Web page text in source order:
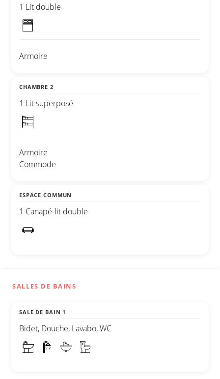
1 Lit double
Armoire
CHAMBRE 2
1 Lit superposé
Armoire
Commode
ESPACE COMMUN
1 Canapé-lit double
SALLES DE BAINS
SALE DE BAIN 1
Bidet, Douche, Lavabo, WC